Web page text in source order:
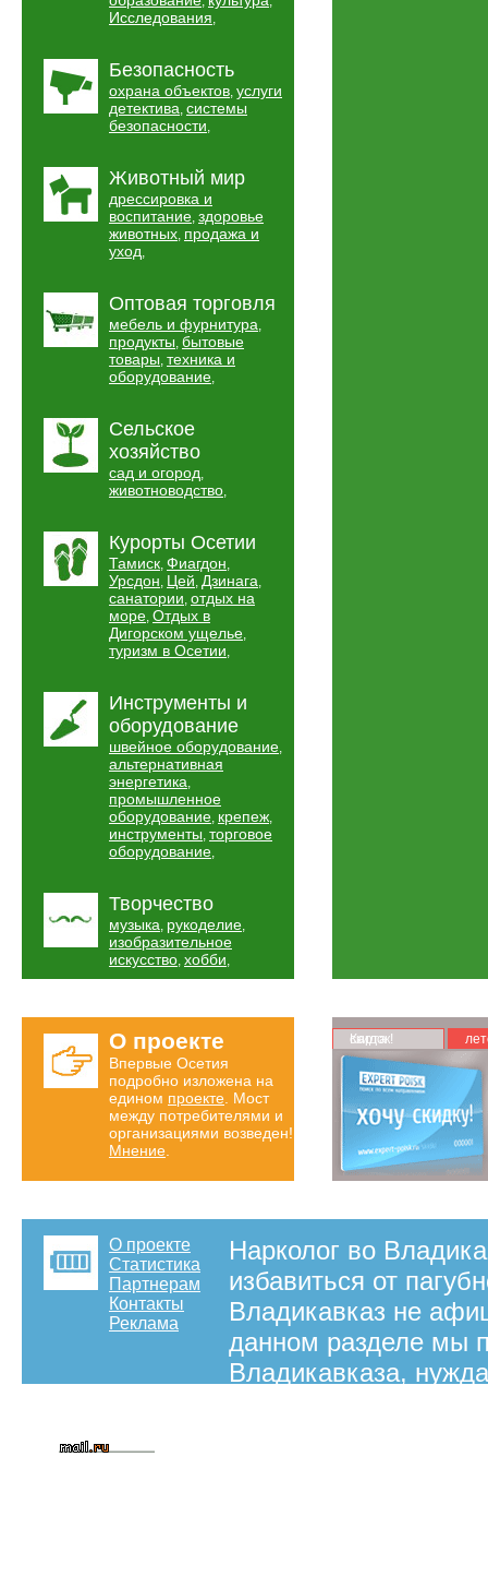
Исследования,
Безопасность
охрана объектов, услуги
детектива, системы
безопасности,
Животный мир
дрессировка и
воспитание, здоровье
животных, продажа и
уход,
Оптовая торговля
мебель и фурнитура,
продукты, бытовые
товары, техника и
оборудование,
Сельское
хозяйство
сад и огород,
животноводство,
Курорты Осетии
Тамиск, Фиагдон,
Урсдон, Цей, Дзинага,
санатории, отдых на
море, Отдых в
Дигорском ущелье,
туризм в Осетии,
Инструменты и
оборудование
швейное оборудование,
альтернативная
энергетика,
промышленное
оборудование, крепеж,
инструменты, торговое
оборудование,
Творчество
музыка, рукоделие,
изобразительное
искусство, хобби,
О проекте
Впервые Осетия
подробно изложена на
едином проекте . Мост
между потребителями и
организациями возведен!
Мнение
Карта скидок!
О проекте
Статистика
Партнерам
Контакты
Реклама
Нарколог во
избавиться от
Владикавказ не
данном разделе мы
Владикавказа,